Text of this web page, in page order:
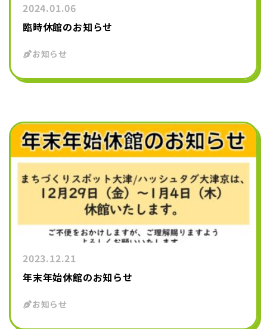
2024.01.06
臨時休館のお知らせ
お知らせ
2023.12.21
年末年始休館のお知らせ
お知らせ